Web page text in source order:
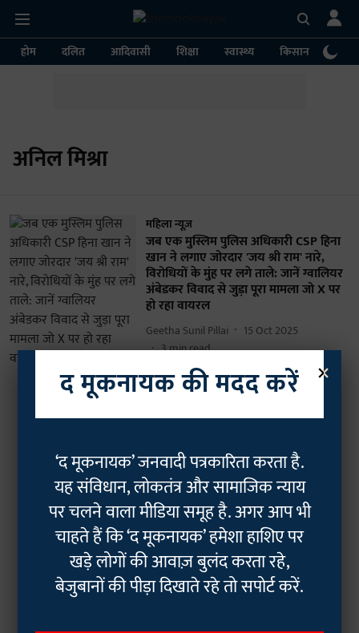
होम दलित आदिवासी शिक्षा स्वास्थ्य किसान
अनिल मिश्रा
महिला न्यूज़
जब एक मुस्लिम पुलिस अधिकारी CSP हिना
खान ने लगाए जोरदार 'जय श्री राम' नारे,
विरोधियों के मुंह पर लगे ताले: जानें ग्वालियर
अंबेडकर विवाद से जुड़ा पूरा मामला जो X पर
हो रहा वायरल
Geetha Sunil Pillai
15 Oct 2025
3min read ×
द मूकनायक की मदद करें
‘द मूकनायक’ जनवादी पत्रकारिता करता है.
यह संविधान, लोकतंत्र और सामाजिक न्याय
पर चलने वाला मीडिया समूह है. अगर आप भी
चाहते हैं कि ‘द मूकनायक’ हमेशा हाशिए पर
खड़े लोगों की आवाज़ बुलंद करता रहे,
बेजुबानों की पीड़ा दिखाते रहे तो सपोर्ट करें.